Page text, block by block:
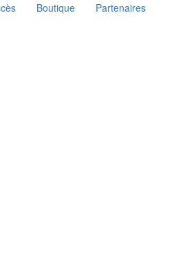
Boutique Partenaires